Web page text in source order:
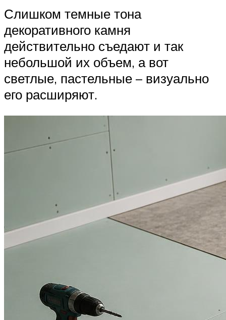
Слишком темные тона
декоративного камня
действительно съедают и так
небольшой их объем, а вот
светлые, пастельные – визуально
его расширяют.